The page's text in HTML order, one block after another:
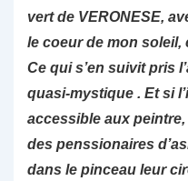
vert de VERONESE,
le coeur de mon soleil,
Ce qui s’en suivit pris
quasi-mystique . Et si
accessible aux
des penssionaires
dans le pinceau leur